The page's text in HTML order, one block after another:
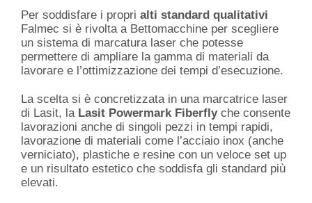
Per soddisfare i propri alti standard qualitativi
Falmec si è rivolta a Bettomacchine per scegliere
un sistema di marcatura laser che potesse
permettere di ampliare la gamma di materiali da
lavorare e l’ottimizzazione dei tempi d’esecuzione.
La scelta si è concretizzata in una marcatrice laser
di Lasit, laLasit Powermark Fiberflyche consente
lavorazioni anche di singoli pezzi in tempi rapidi,
lavorazione di materiali come l’acciaio inox (anche
verniciato), plastiche e resine con un veloce set up
e un risultato estetico che soddisfa gli standard più
elevati.